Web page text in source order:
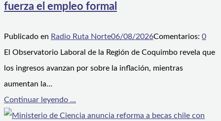
fuerza el empleo formal
Publicado en Radio Ruta Norte06/08/2026Comentarios: 0
El Observatorio Laboral de la Región de Coquimbo revela que
los ingresos avanzan por sobre la inflación, mientras
aumentan la…
Continuar leyendo ...